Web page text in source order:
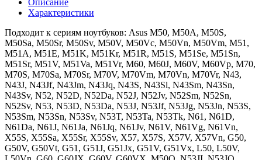
Характеристики
Подходит к сериям ноутбуков: Asus M50, M50A, M50S,
M50Sa, M50Sr, M50Sv, M50V, M50Vc, M50Vn, M50Vm, M51,
M51A, M51E, M51K, M51Kr, M51R, M51S, M51Se, M51Sn,
M51Sr, M51V, M51Va, M51Vr, M60, M60J, M60V, M60Vp, M70,
M70S, M70Sa, M70Sr, M70V, M70Vm, M70Vn, M70Vr, N43,
N43J, N43Jf, N43Jm, N43Jq, N43S, N43Sl, N43Sm, N43Sn,
N43Sv, N52, N52D, N52Da, N52J, N52Jv, N52Sm, N52Sn,
N52Sv, N53, N53D, N53Da, N53J, N53Jf, N53Jg, N53Jn, N53S,
N53Sm, N53Sn, N53Sv, N53T, N53Ta, N53Tk, N61, N61D,
N61Da, N61J, N61Ja, N61Jq, N61Jv, N61V, N61Vg, N61Vn,
X55S, X55Sa, X55Sr, X55Sv, X57, X57S, X57V, X57Vn, G50,
G50V, G50Vt, G51, G51J, G51Jx, G51V, G51Vx, L50, L50V,